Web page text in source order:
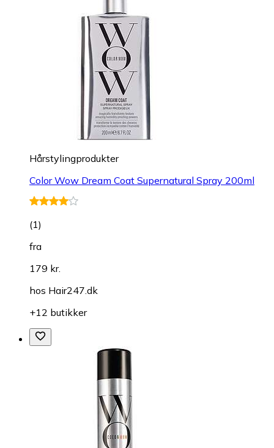
Hårstylingprodukter
Color Wow Dream Coat Supernatural Spray 200ml
(1)
fra
179 kr.
hos Hair247.dk
+12 butikker